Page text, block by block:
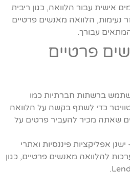
אישית עבור הלוואה, כגון ריבית
נעימות, הלוואה מאנשים פרטיים
עבורך.
פרטיים
ברשתות חברתיות כמו
טוויטר כדי לשתף בקשה על הלוואה
שאתה מכיר להעביר פרטים על
ישנן אפליקציות פיננסיות ואתרי
להלוואה מאנשים פרטיים, כגון